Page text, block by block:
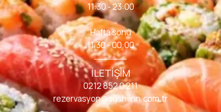
11:30 - 23:00
Hafta sonu
11:30 - 00:00
İLETIŞIM
0212 852 0 211
rezervasyon@sushiinn.com.tr